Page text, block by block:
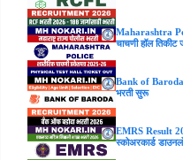
Maharashtra
चाचणी हॉल तिकीट
Bank of Baroda
भरती सुरू
EMRS Result
स्कोअरकार्ड